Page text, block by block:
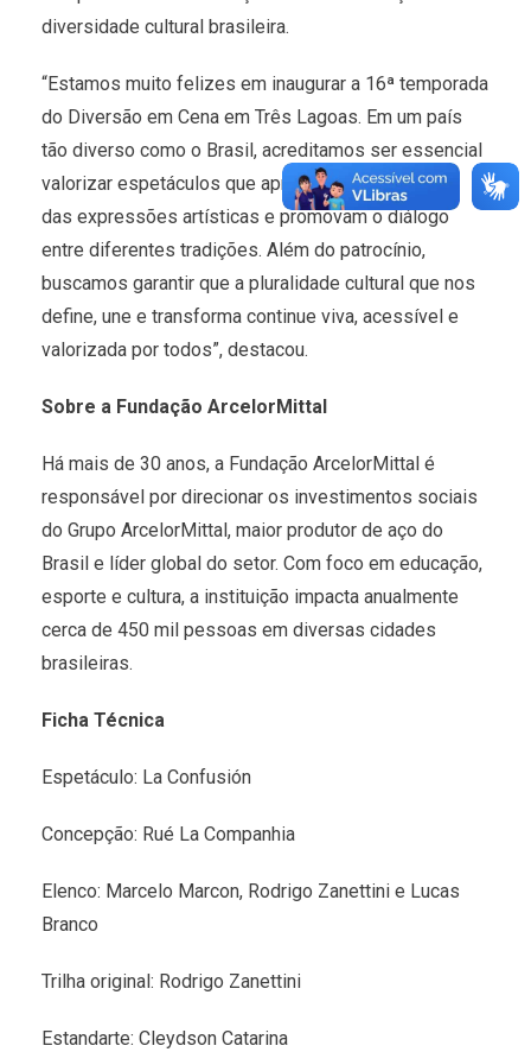
diversidade cultural brasileira.
“Estamos muito felizes em inaugurar a 16ª temporada
do Diversão em Cena em Três Lagoas. Em um país
tão diverso como o Brasil, acreditamos ser essencial
valorizar espetáculos que aproximem as pessoas
das expressões artísticas e promovam o diálogo
entre diferentes tradições. Além do patrocínio,
buscamos garantir que a pluralidade cultural que nos
define, une e transforma continue viva, acessível e
valorizada por todos”, destacou.
Sobre a Fundação ArcelorMittal
Há mais de 30 anos, a Fundação ArcelorMittal é
responsável por direcionar os investimentos sociais
do Grupo ArcelorMittal, maior produtor de aço do
Brasil e líder global do setor. Com foco em educação,
esporte e cultura, a instituição impacta anualmente
cerca de 450 mil pessoas em diversas cidades
brasileiras.
Ficha Técnica
Espetáculo: La Confusión
Concepção: Rué La Companhia
Elenco: Marcelo Marcon, Rodrigo Zanettini e Lucas
Branco
Trilha original: Rodrigo Zanettini
Estandarte: Cleydson Catarina